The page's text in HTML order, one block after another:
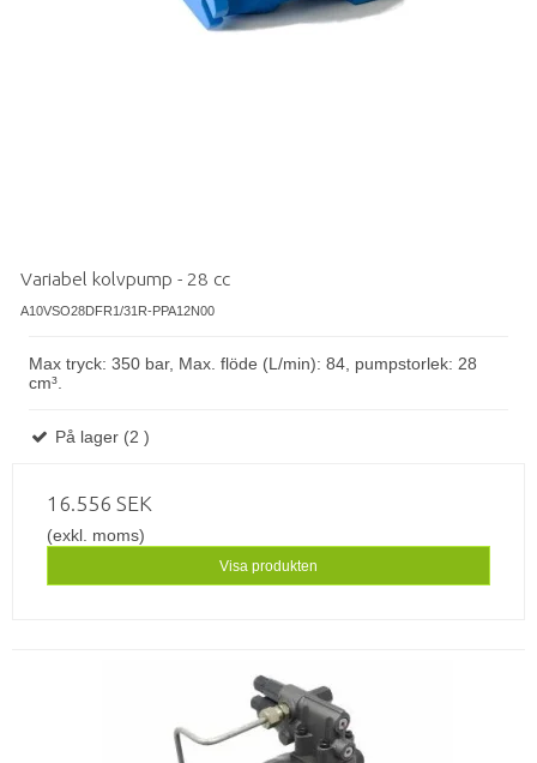
Variabel kolvpump - 28 cc
A10VSO28DFR1/31R-PPA12N00
Max tryck: 350 bar, Max. flöde (L/min): 84, pumpstorlek: 28
cm³.
På lager (2 )
16.556 SEK
(exkl. moms)
Visa produkten